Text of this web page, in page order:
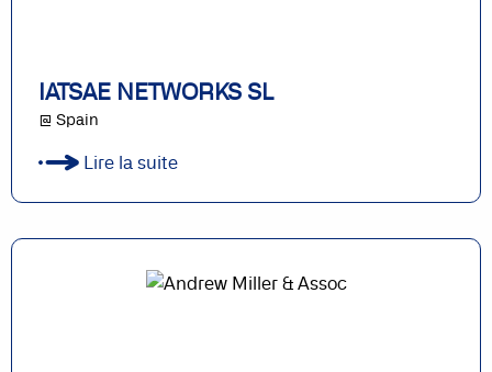
IATSAE NETWORKS SL
@ Spain
Lire la suite